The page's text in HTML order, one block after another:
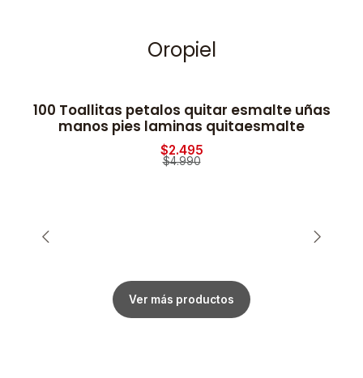
Oropiel
-50% OFF
100 Toallitas petalos quitar esmalte uñas
manos pies laminas quitaesmalte
$2.495
$4.990
Ver más productos